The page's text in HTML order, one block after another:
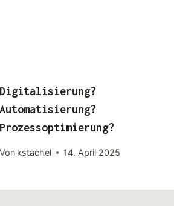
Digitalisierung?
Automatisierung?
Prozessoptimierung?
Von kstachel 14. April 2025